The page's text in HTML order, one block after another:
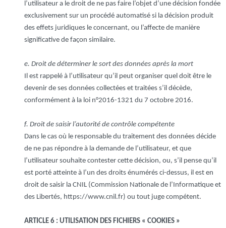
l’utilisateur a le droit de ne pas faire l’objet d’une décision fondée
exclusivement sur un procédé automatisé si la décision produit
des effets juridiques le concernant, ou l’affecte de manière
significative de façon similaire.
e. Droit de déterminer le sort des données après la mort
Il est rappelé à l’utilisateur qu’il peut organiser quel doit être le
devenir de ses données collectées et traitées s’il décède,
conformément à la loi n°2016-1321 du 7 octobre 2016.
f. Droit de saisir l’autorité de contrôle compétente
Dans le cas où le responsable du traitement des données décide
de ne pas répondre à la demande de l’utilisateur, et que
l’utilisateur souhaite contester cette décision, ou, s’il pense qu’il
est porté atteinte à l’un des droits énumérés ci-dessus, il est en
droit de saisir la CNIL (Commission Nationale de l’Informatique et
des Libertés, https://www.cnil.fr) ou tout juge compétent.
ARTICLE 6 : UTILISATION DES FICHIERS « COOKIES »